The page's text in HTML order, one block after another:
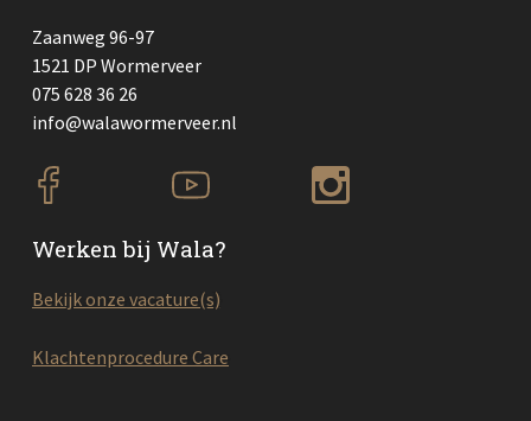
Zaanweg 96-97
1521 DP Wormerveer
075 628 36 26
info@walawormerveer.nl
Werken bij Wala?
Bekijk onze vacature(s)
Klachtenprocedure Care